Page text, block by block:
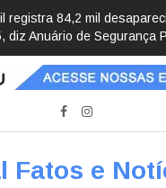
registra 84,2 mil
diz Anuário de Segurança
Fatos e